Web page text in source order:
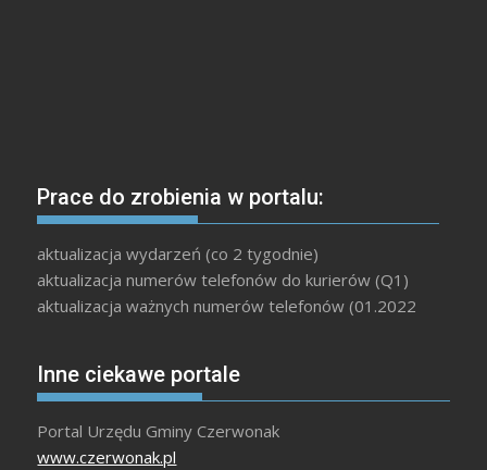
Prace do zrobienia w portalu:
aktualizacja wydarzeń (co 2 tygodnie)
aktualizacja numerów telefonów do kurierów (Q1)
aktualizacja ważnych numerów telefonów (01.2022
Inne ciekawe portale
Portal Urzędu Gminy Czerwonak
www.czerwonak.pl